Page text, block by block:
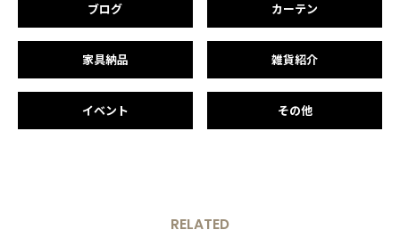
ブログ カーテン
家具納品 雑貨紹介
イベント その他
RELATED